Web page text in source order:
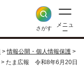
さがす
メニュ
ー
>情報公開・個人情報保護 >
> たま広報 令和8年6月20日